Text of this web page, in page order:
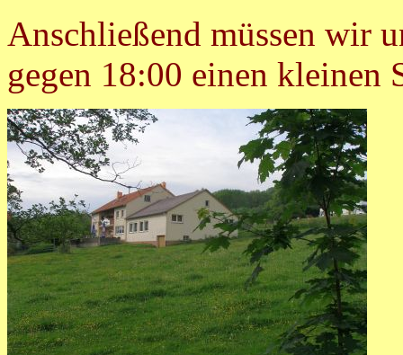
Anschließend müssen wir
gegen 18:00 einen kleinen